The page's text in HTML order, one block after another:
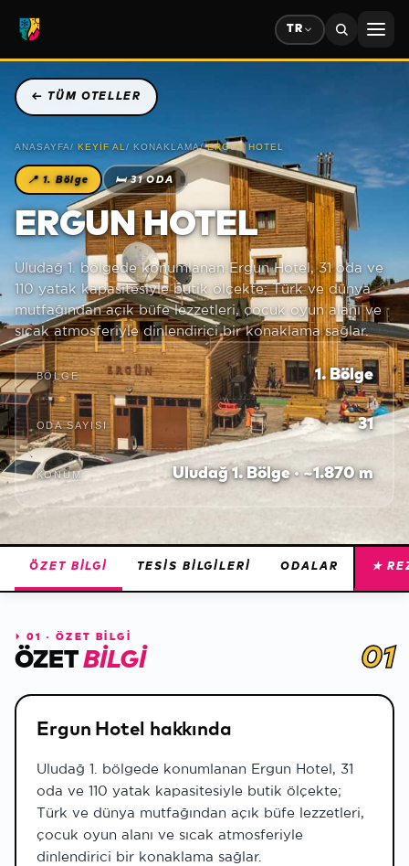
TR
← TÜM OTELLER
ANASAYFA/ KEYIF AL / KONAKLAMA/ ERGUN HOTEL
📍 1. Bölge 🛏31 ODA
ERGUN HOTEL
Uludağ 1. bölgede konumlanan Ergun Hotel, 31 oda ve
110 yatak kapasitesiyle butik ölçekte; Türk ve dünya
mutfağından açık büfe lezzetleri, çocuk oyun alanı ve
sıcak atmosferiyle dinlendirici bir konaklama sağlar.
BÖLGE 1. Bölge
ODA SAYISI 31
KONUM Uludağ 1. Bölge · ~1.870 m
ÖZET BILGI TESIS BILGILERI ODALAR ★
⏵ 01 · ÖZET BİLGİ
ÖZETBILGI 01
Ergun Hotel hakkında
Uludağ 1. bölgede konumlanan Ergun Hotel, 31
oda ve 110 yatak kapasitesiyle butik ölçekte;
Türk ve dünya mutfağından açık büfe lezzetleri,
çocuk oyun alanı ve sıcak atmosferiyle
dinlendirici bir konaklama sağlar.